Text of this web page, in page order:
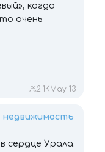
когда
очень
2.1K May 13
сердце Урала.